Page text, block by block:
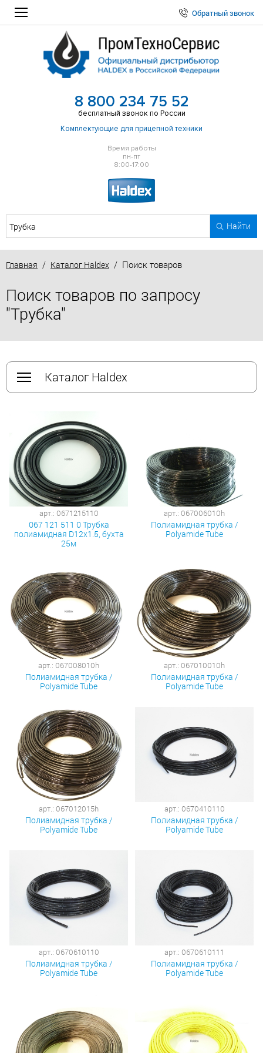
Обратный звонок
8 800 234 75 52
бесплатный звонок по России
Комплектующие для прицепной техники
Время работы
пн-пт
8:00-17:00
Найти
Главная / Каталог Haldex / Поиск товаров
Поиск товаров по запросу
"Трубка"
Каталог Haldex
арт.: 0671215110
067 121 511 0 Трубка
полиамидная D12x1.5, бухта
25м
арт.: 067006010h
Полиамидная трубка /
Polyamide Tube
арт.: 067008010h
Полиамидная трубка /
Polyamide Tube
арт.: 067010010h
Полиамидная трубка /
Polyamide Tube
арт.: 067012015h
Полиамидная трубка /
Polyamide Tube
арт.: 0670410110
Полиамидная трубка /
Polyamide Tube
арт.: 0670610110
Полиамидная трубка /
Polyamide Tube
арт.: 0670610111
Полиамидная трубка /
Polyamide Tube